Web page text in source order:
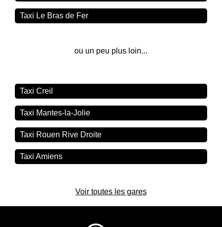
Taxi Le Bras de Fer
ou un peu plus loin...
Taxi Creil
Taxi Mantes-la-Jolie
Taxi Rouen Rive Droite
Taxi Amiens
Voir toutes les gares